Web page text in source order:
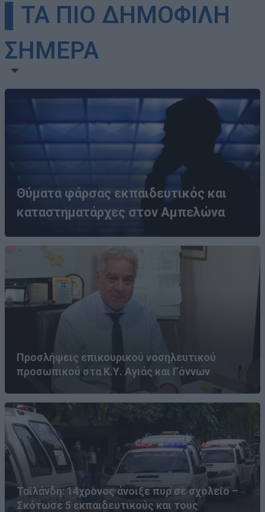
▌ΤΑ ΠΙΟ ΔΗΜΟΦΙΛΗ
ΣΗΜΕΡΑ
Θύματα φάρσας εκπαιδευτικός και
καταστηματάρχες στον Αμπελώνα
Προσλήψεις επικουρικού νοσηλευτικού
προσωπικού στα Κ.Υ. Αγιάς και Γόννων
Ταϊλάνδη: 14χρονος άνοιξε πυρ σε σχολείο –
Σκότωσε 5 εκπαιδευτικούς και τους